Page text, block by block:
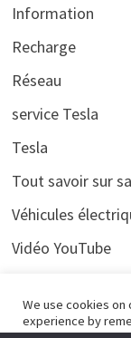
Information
Recharge
Réseau
service Tesla
Tesla
Tout savoir sur
Véhicules
Vidéo YouTube
We use cookies
experience by